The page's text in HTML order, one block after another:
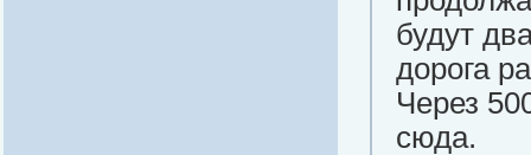
будут
дорога
Через
сюда.